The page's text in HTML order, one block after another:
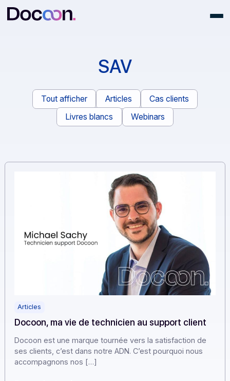
SAV
Tout afficher Articles
Cas clients
Livres blancs
Webinars
Articles
Docoon, ma vie de technicien au support client